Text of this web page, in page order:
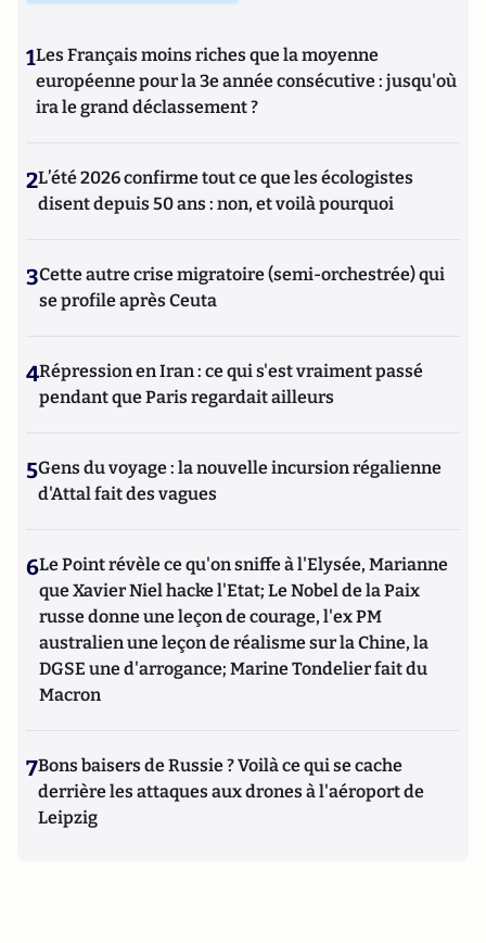
1Les Français moins riches que la moyenne
européenne pour la 3e année consécutive : jusqu'où
ira le grand déclassement ?
2L’été 2026 confirme tout ce que les écologistes
disent depuis 50 ans : non, et voilà pourquoi
3Cette autre crise migratoire (semi-orchestrée) qui
se profile après Ceuta
4Répression en Iran : ce qui s'est vraiment passé
pendant que Paris regardait ailleurs
5Gens du voyage : la nouvelle incursion régalienne
d'Attal fait des vagues
6Le Point révèle ce qu'on sniffe à l'Elysée, Marianne
que Xavier Niel hacke l'Etat; Le Nobel de la Paix
russe donne une leçon de courage, l'ex PM
australien une leçon de réalisme sur la Chine, la
DGSE une d'arrogance; Marine Tondelier fait du
Macron
7Bons baisers de Russie ? Voilà ce qui se cache
derrière les attaques aux drones à l'aéroport de
Leipzig